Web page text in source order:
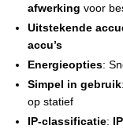
afwerking voor
Uitstekende
accu’s
Energieopties:
Simpel in gebruik:
op statief
IP-classificatie: